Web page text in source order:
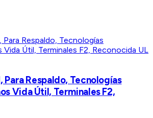
Para Respaldo, Tecnologías
Vida Útil, Terminales F2,